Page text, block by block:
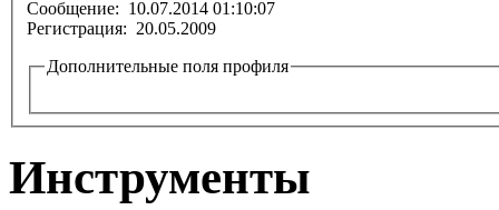
Сообщение: 10.07.2014 01:10:07
Регистрация: 20.05.2009
Дополнительные поля профиля
Инструменты